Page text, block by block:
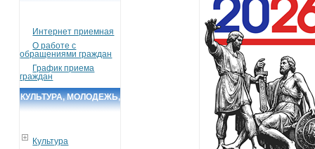
Интернет приемная
О работе с
обращениями граждан
График приема
граждан
КУЛЬТУРА, МОЛОДЕЖЬ,
Культура